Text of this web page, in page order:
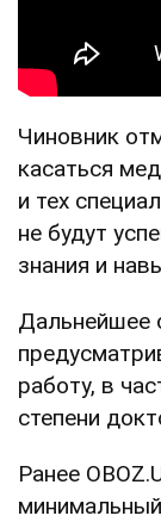
Чиновник
касаться
и тех
не будут
знания и
Дальнейшее
работу, в
степени
Ранее
минимальный